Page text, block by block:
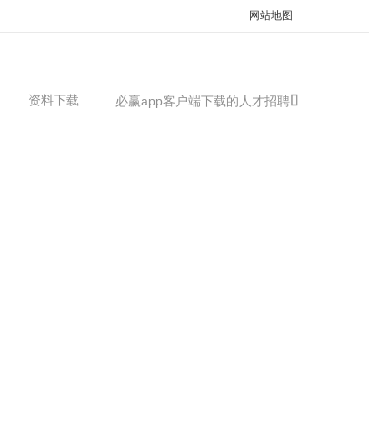
网站地图
资料下载 必赢app客户端下载的人才招聘